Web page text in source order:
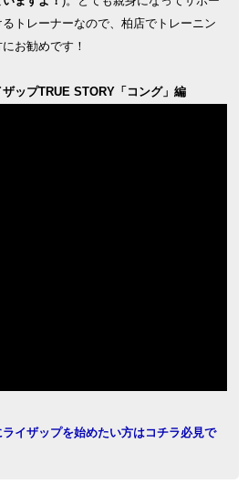
るトレーナーなので、柏店でトレーニン
お勧めです！
ザップTRUE STORY「コング」編
ライザップを始めたい方はコチラ必見で